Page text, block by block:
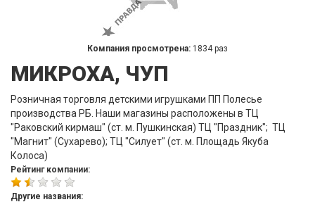
Компания просмотрена: 1834 раз
МИКРОХА, ЧУП
Розничная торговля детскими игрушками ПП Полесье
производства РБ. Наши магазины расположены в ТЦ
"Раковский кирмаш" (ст. м. Пушкинская) ТЦ "Праздник"; ТЦ
"Магнит" (Сухарево); ТЦ "Силует" (ст. м. Площадь Якуба
Колоса)
Рейтинг компании:
Другие названия: